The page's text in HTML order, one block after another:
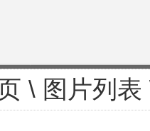
\ 图片列表